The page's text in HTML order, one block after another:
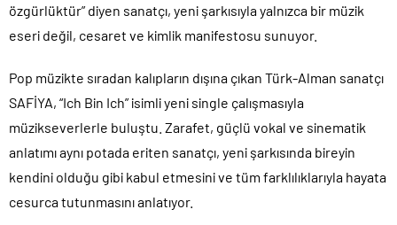
özgürlüktür” diyen sanatçı, yeni şarkısıyla yalnızca bir müzik
eseri değil, cesaret ve kimlik manifestosu sunuyor.
Pop müzikte sıradan kalıpların dışına çıkan Türk-Alman sanatçı
SAFİYA, “Ich Bin Ich” isimli yeni single çalışmasıyla
müzikseverlerle buluştu. Zarafet, güçlü vokal ve sinematik
anlatımı aynı potada eriten sanatçı, yeni şarkısında bireyin
kendini olduğu gibi kabul etmesini ve tüm farklılıklarıyla hayata
cesurca tutunmasını anlatıyor.